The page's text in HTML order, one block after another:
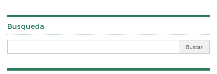
Busqueda